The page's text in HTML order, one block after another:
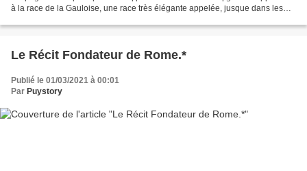
à la race de la Gauloise, une race très élégante appelée, jusque dans les
Le Récit Fondateur de Rome.*
Publié le 01/03/2021 à 00:01
Par Puystory